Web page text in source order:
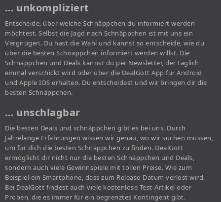
… unkompliziert
Entscheide, über welche Schnäppchen du informiert werden
möchtest. Selbst die Jagd nach Schnäppchen ist mit uns ein
Vergnügen. Du hast die Wahl und kannst so entscheide, wie du
über die besten Schnäppchen informiert werden willst. Die
Schnäppchen und Deals kannst du per Newsletter, der täglich
einmal verschickt wird oder über die DealGott App für Android
und Apple IOS erhalten. Du entscheidest und wir bringen dir die
besten Schnäppchen.
… unschlagbar
Die besten Deals und schnäppchen gibt es bei uns. Durch
Jahrelange Erfahrungen wissen wir genau, wo wir suchen müssen,
um für dich die besten Schnäppchen zu finden. DealGott
ermöglicht dir nicht nur die besten Schnäppchen und Deals,
sondern auch viele Gewinnspiele mit tollen Preise. Wie zum
Beispiel ein Smartphone, dass zum Release-Datum verlost wird.
Bei DealGott findest auch viele kostenlose Test-Artikel oder
Proben, die es immer für ein begrenztes Kontingent gibt.